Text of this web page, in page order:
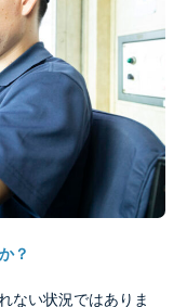
？
ない状況ではありま